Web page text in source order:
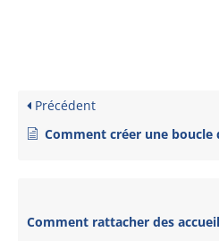
Précédent
Comment créer une boucle